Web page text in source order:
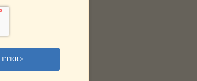
les
un associé.